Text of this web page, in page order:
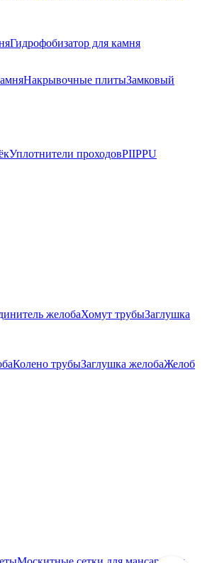
Гидрофобизатор для камня
Накрывочные плитыЗамковый
Уплотнители проходовPIIPPU
желобаХомут трубыЗаглушка
Колено трубыЗаглушка желобаЖелоб